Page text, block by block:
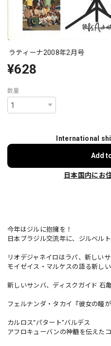
ラティーナ2008年2月号
¥628
数量
International
Add
日本国内にお
今年はジルに抱擁を！
日本ブラジル交流年に、ジルベル
リオデジャネイロはラパ、新しい
モイゼイス・マルケスの語る新し
新しいサンバ、ディスクガイド 石
フェルナンダ・タカイ『彼女の瞳
カルロス“パタート”バルデス
アフロキューバンの神髄を伝えた